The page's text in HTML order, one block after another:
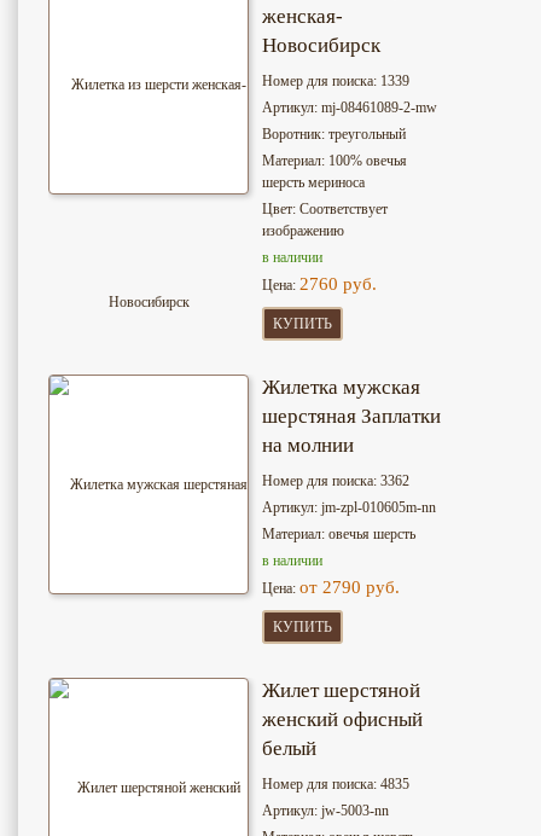
женская-
Новосибирск
Номер для поиска: 1339
Артикул: mj-08461089-2-mw
Воротник: треугольный
Материал: 100% овечья
шерсть мериноса
Цвет: Соответствует
изображению
в наличии
Цена: 2760 руб.
КУПИТЬ
Жилетка мужская
шерстяная Заплатки
на молнии
Номер для поиска: 3362
Артикул: jm-zpl-010605m-nn
Материал: овечья шерсть
в наличии
Цена: от 2790 руб.
КУПИТЬ
Жилет шерстяной
женский офисный
белый
Номер для поиска: 4835
Артикул: jw-5003-nn